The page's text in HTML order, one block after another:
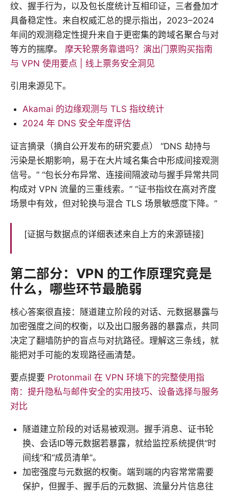
纹、握手行为，以及包长度统计互相印证，三者叠加才
具备稳定性。来自权威汇总的提示指出，2023–2024
年间的观测稳定性提升来自于更密集的跨域名聚合与对
等方的揣摩。 摩天轮票务靠谱吗？演出门票购买指南
与 VPN 使用要点 | 线上票务安全洞见
引用来源见下。
Akamai 的边缘观测与 TLS 指纹统计
2024 年 DNS 安全年度评估
证言摘录（摘自公开发布的研究要点） “DNS 劫持与
污染是长期影响，易于在大片域名集合中形成间接观测
信号。” “包长分布异常、连接间隔波动与握手异常共同
构成对 VPN 流量的三重线索。” “证书指纹在高对齐度
场景中有效，但对轮换与混合 TLS 场景敏感度下降。”
[证据与数据点的详细表述来自上方的来源链接]
第二部分：VPN 的工作原理究竟是
什么，哪些环节最脆弱
核心答案很直接：隧道建立阶段的对话、元数据暴露与
加密强度之间的权衡，以及出口服务器的暴露点，共同
决定了翻墙防护的盲点与对抗路径。理解这三条线，就
能把对手可能的发现路径画清楚。
要点提要 Protonmail 在 VPN 环境下的完整使用指
南：提升隐私与邮件安全的实用技巧、设备选择与服务
对比
隧道建立阶段的对话易被观测。握手消息、证书轮
换、会话ID等元数据若暴露，就给监控系统提供“时
间线”和“成员清单”。
加密强度与元数据的权衡。端到端的内容常常需要
保护，但握手、握手后的元数据、流量分片信息往